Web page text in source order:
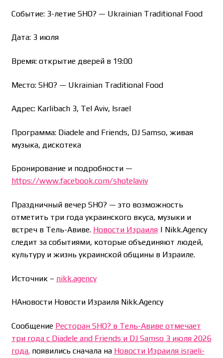
Событие: 3-летие SHO? — Ukrainian Traditional Food
Дата: 3 июля
Время: открытие дверей в 19:00
Место: SHO? — Ukrainian Traditional Food
Адрес: Karlibach 3, Tel Aviv, Israel
Программа: Diadele and Friends, DJ Samso, живая
музыка, дискотека
Бронирование и подробности —
https://www.facebook.com/shotelaviv
Праздничный вечер SHO? — это возможность
отметить три года украинского вкуса, музыки и
встреч в Тель-Авиве. Новости Израиля| Nikk.Agency
следит за событиями, которые объединяют людей,
культуру и жизнь украинской общины в Израиле.
Источник – nikk.agency
НАновости Новости Израиля Nikk.Agency
Сообщение Ресторан SHO? в Тель-Авиве отмечает
три года с Diadele and Friends и DJ Samso 3 июля 2026
года.появились сначала на Новости Израиля israeli-